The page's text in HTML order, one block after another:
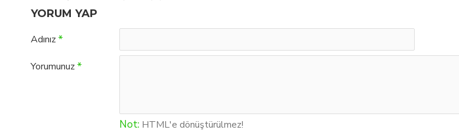
YORUM YAP
Adınız
Yorumunuz
Not: HTML'e dönüştürülmez!